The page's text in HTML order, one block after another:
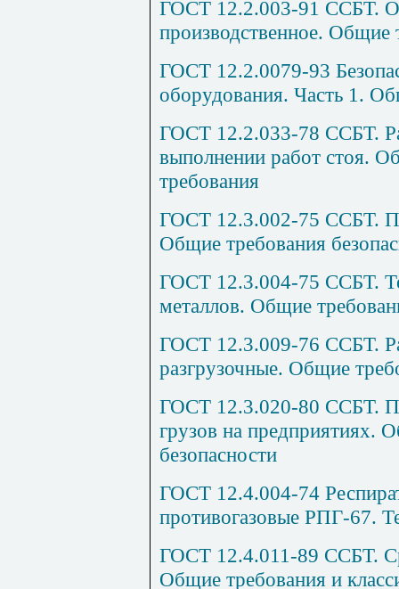
ГОСТ 12.2.003-91 ССБТ.
производственное. Общие
ГОСТ 12.2.0079-93
оборудования. Часть 1.
ГОСТ 12.2.033-78 ССБТ.
выполнении работ стоя.
требования
ГОСТ 12.3.002-75 ССБТ.
Общие требования
ГОСТ 12.3.004-75 ССБТ.
металлов. Общие
ГОСТ 12.3.009-76 ССБТ.
разгрузочные. Общие
ГОСТ 12.3.020-80 ССБТ.
грузов на предприятиях.
безопасности
ГОСТ 12.4.004-74
противогазовые РПГ-67.
ГОСТ 12.4.011-89 ССБТ.
Общие требования и